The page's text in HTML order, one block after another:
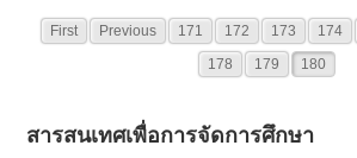
First Previous 171 172 173 174
178
179 180
สารสนเทศเพื่อการจัดการศึกษา